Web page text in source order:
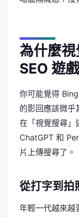
為什麼
SEO 遊
你可能覺得
的影回應該微
在「視覺搜尋」
ChatGPT 和
片上傳搜尋了。
從打字到拍
年輕一代越來越